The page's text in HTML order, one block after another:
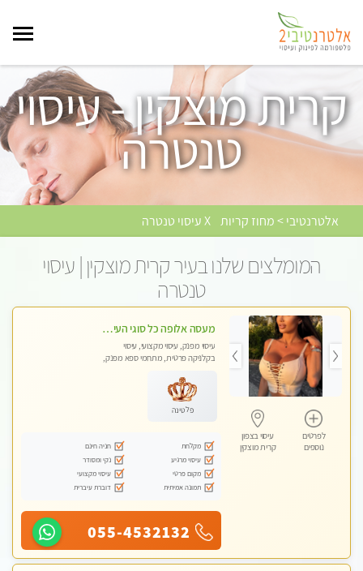
קרית מוצקין - עיסוי
טנטרה
אלטרנטיבי > מחוז קריות X עיסוי טנטרה
המומלצים שלנו בעיר קרית מוצקין | עיסוי
טנטרה
לפרטים
נוספים
עיסוי בצפון
קרית מוצקין
מעסה אלופה כל סוגי העיסויים מעסה מקצועית ואיכותית פרטי!!!
עיסוי מפנק, עיסוי מקצועי, עיסוי
בקלניקה פרטית, מתחמי ספא מפנק,
פלטינה
מקלחת
חניה חינם
עיסוי מרגיע
נקי ומסודר
מקום פרטי
עיסוי מקצועי
תמונה אמיתית
דוברת עיברית
055-4532132